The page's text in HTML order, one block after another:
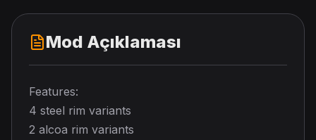
Mod Açıklaması
Features:
4 steel rim variants
2 alcoa rim variants